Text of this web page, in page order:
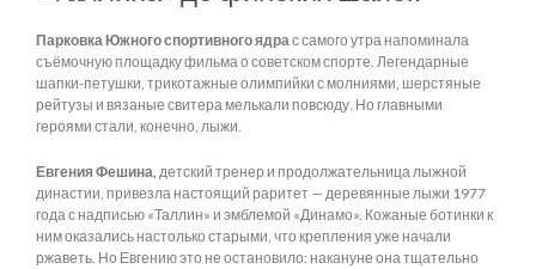
Парковка Южного спортивного ядрас самого утра напоминала
съёмочную площадку фильма о советском спорте. Легендарные
шапки-петушки, трикотажные олимпийки с молниями, шерстяные
рейтузы и вязаные свитера мелькали повсюду. Но главными
героями стали, конечно, лыжи.
Евгения Фешина, детский тренер и продолжательница лыжной
династии, привезла настоящий раритет — деревянные лыжи 1977
года с надписью «Таллин» и эмблемой «Динамо». Кожаные ботинки к
ним оказались настолько старыми, что крепления уже начали
ржаветь. Но Евгению это не остановило: накануне она тщательно